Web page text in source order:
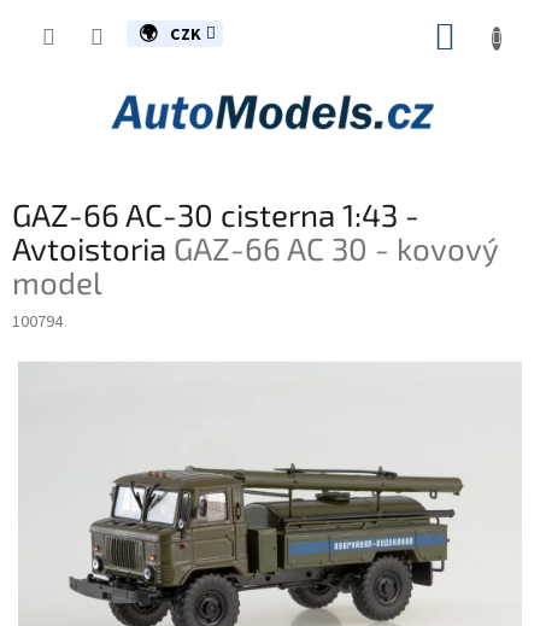
CZK
GAZ-66 AC-30 cisterna 1:43 -
Avtoistoria GAZ-66 AC 30 - kovový
model
100794